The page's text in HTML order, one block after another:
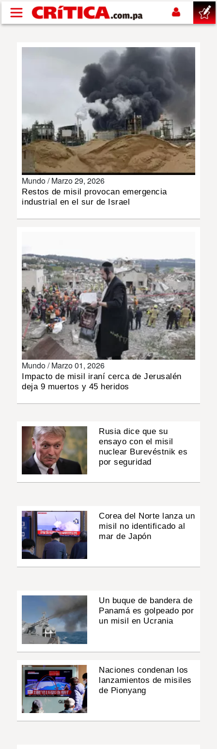
Pasar al contenido principal
POLÍTICA
SHOW
DEPORTES
INSÓLITAS
MULTIMEDIA
IMPRESO
Mundo /Marzo 29, 2026
Restos de misil provocan emergencia
industrial en el sur de Israel
Mundo /Marzo 01, 2026
Impacto de misil iraní cerca de Jerusalén
deja 9 muertos y 45 heridos
Rusia dice que su
ensayo con el misil
nuclear Burevéstnik es
por seguridad
Corea del Norte lanza un
misil no identificado al
mar de Japón
Un buque de bandera de
Panamá es golpeado por
un misil en Ucrania
Naciones condenan los
lanzamientos de misiles
de Pionyang